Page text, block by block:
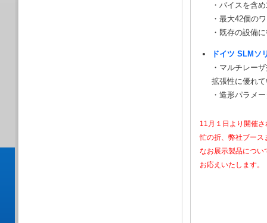
・バイスを含
・最大42個の
・既存の設備
ドイツ SLMソ
・マルチレー
拡張性に優れ
・造形パラメ
11月１日より開催
忙の折、弊社ブース
なお展示製品につい
お応えいたします。